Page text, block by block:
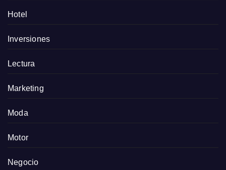
Hotel
Inversiones
Lectura
Marketing
Moda
Motor
Negocio